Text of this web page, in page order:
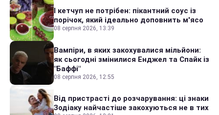
І кетчуп не потрібен: пікантний соус із
порічок, який ідеально доповнить м'ясо
08 серпня 2026, 13:39
Вампіри, в яких закохувалися мільйони:
як сьогодні змінилися Енджел та Спайк із
"Баффі"
08 серпня 2026, 12:55
Від пристрасті до розчарування: ці знаки
Зодіаку найчастіше закохуються не в тих